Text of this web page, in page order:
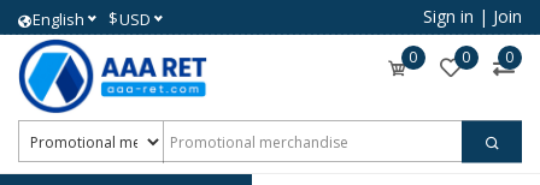
English $USD Sign in | Join
0 0 0